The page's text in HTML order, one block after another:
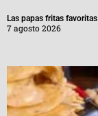
Las papas fritas
7 agosto 2026